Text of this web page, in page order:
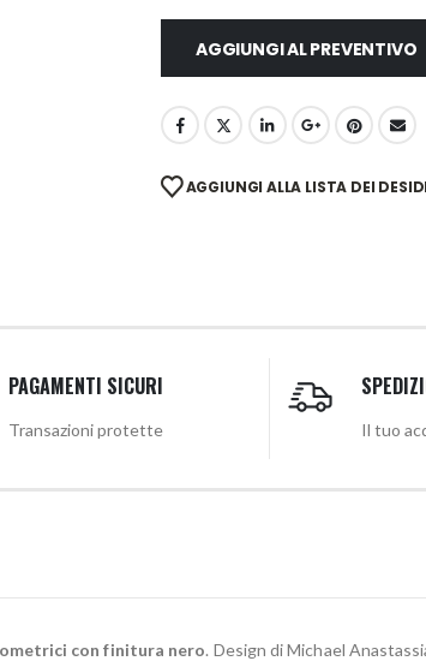
AGGIUNGI AL PREVENTIVO
AGGIUNGI ALLA LISTA DEI
PAGAMENTI SICURI
Transazioni protette Il tuo
con finitura nero. Design di Michael